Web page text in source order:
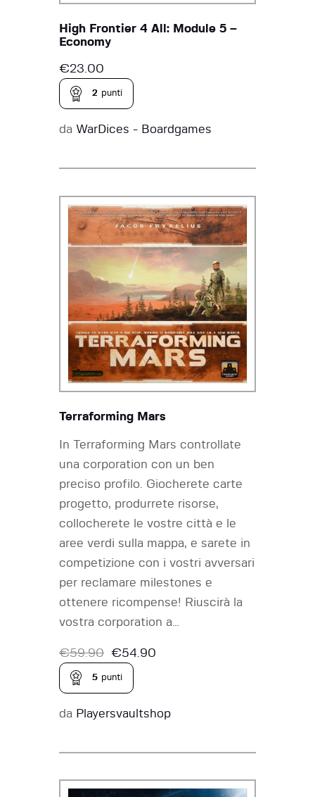
High Frontier 4 All: Module 5 –
Economy
€23.00
2 punti
da WarDices - Boardgames
Terraforming Mars
In Terraforming Mars controllate
una corporation con un ben
preciso profilo. Giocherete carte
progetto, produrrete risorse,
collocherete le vostre città e le
aree verdi sulla mappa, e sarete in
competizione con i vostri avversari
per reclamare milestones e
ottenere ricompense! Riuscirà la
vostra corporation a…
€59.90 €54.90
5 punti
da Playersvaultshop